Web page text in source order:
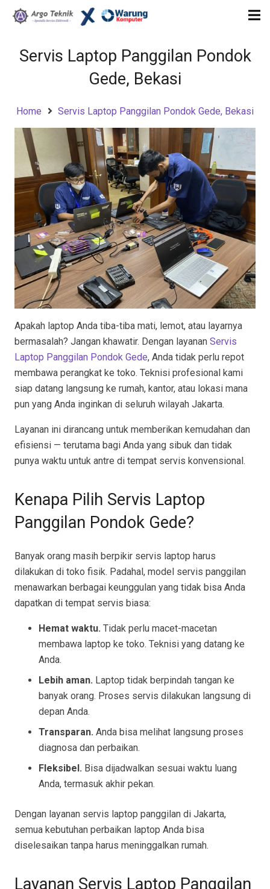
Servis Laptop Panggilan Pondok
Gede, Bekasi
Home Servis Laptop Panggilan Pondok Gede, Bekasi
Apakah laptop Anda tiba-tiba mati, lemot, atau layarnya
bermasalah? Jangan khawatir. Dengan layanan Servis
Laptop Panggilan Pondok Gede, Anda tidak perlu repot
membawa perangkat ke toko. Teknisi profesional kami
siap datang langsung ke rumah, kantor, atau lokasi mana
pun yang Anda inginkan di seluruh wilayah Jakarta.
Layanan ini dirancang untuk memberikan kemudahan dan
efisiensi — terutama bagi Anda yang sibuk dan tidak
punya waktu untuk antre di tempat servis konvensional.
Kenapa Pilih Servis Laptop
Panggilan Pondok Gede?
Banyak orang masih berpikir servis laptop harus
dilakukan di toko fisik. Padahal, model servis panggilan
menawarkan berbagai keunggulan yang tidak bisa Anda
dapatkan di tempat servis biasa:
Hemat waktu. Tidak perlu macet-macetan
membawa laptop ke toko. Teknisi yang datang ke
Anda.
Lebih aman. Laptop tidak berpindah tangan ke
banyak orang. Proses servis dilakukan langsung di
depan Anda.
Transparan. Anda bisa melihat langsung proses
diagnosa dan perbaikan.
Fleksibel. Bisa dijadwalkan sesuai waktu luang
Anda, termasuk akhir pekan.
Dengan layanan servis laptop panggilan di Jakarta,
semua kebutuhan perbaikan laptop Anda bisa
diselesaikan tanpa harus meninggalkan rumah.
Layanan Servis Laptop Panggilan